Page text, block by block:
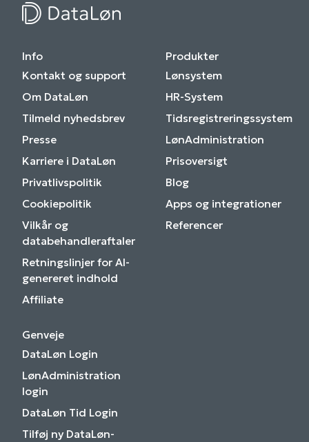
Info
Kontakt og support
Om DataLøn
Tilmeld nyhedsbrev
Presse
Karriere i DataLøn
Privatlivspolitik
Cookiepolitik
Vilkår og
databehandleraftaler
Retningslinjer for AI-
genereret indhold
Affiliate
Produkter
Lønsystem
HR-System
Tidsregistreringssystem
LønAdministration
Prisoversigt
Blog
Apps og integrationer
Referencer
Genveje
DataLøn Login
LønAdministration
login
DataLøn Tid Login
Tilføj ny DataLøn-